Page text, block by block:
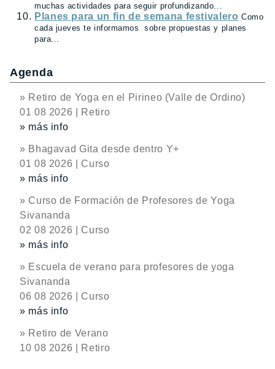
muchas actividades para seguir profundizando...
Planes para un fin de semana festivalero Como
cada jueves te informamos sobre propuestas y planes
para...
Agenda
» Retiro de Yoga en el Pirineo (Valle de Ordino)
01 08 2026 | Retiro
» más info
» Bhagavad Gita desde dentro Y+
01 08 2026 | Curso
» más info
» Curso de Formación de Profesores de Yoga
Sivananda
02 08 2026 | Curso
» más info
» Escuela de verano para profesores de yoga
Sivananda
06 08 2026 | Curso
» más info
» Retiro de Verano
10 08 2026 | Retiro